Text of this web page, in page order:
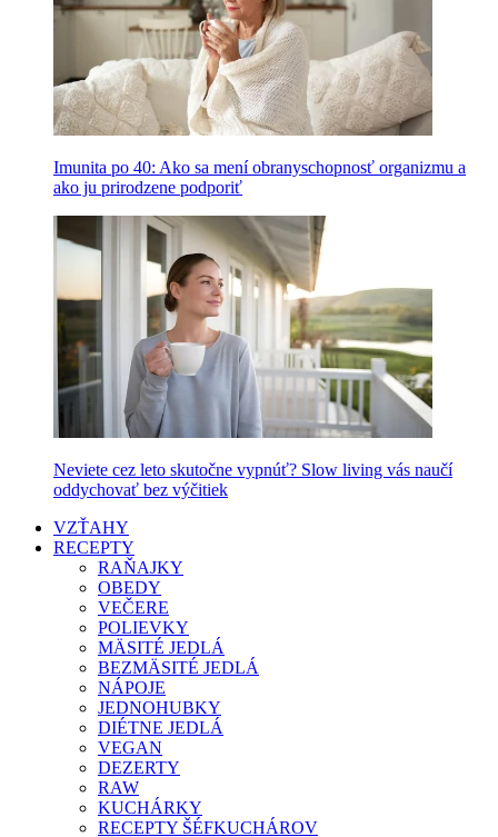
Imunita po 40: Ako sa mení obranyschopnosť organizmu a
ako ju prirodzene podporiť
Neviete cez leto skutočne vypnúť? Slow living vás naučí
oddychovať bez výčitiek
VZŤAHY
RECEPTY
RAŇAJKY
OBEDY
VEČERE
POLIEVKY
MÄSITÉ JEDLÁ
BEZMÄSITÉ JEDLÁ
NÁPOJE
JEDNOHUBKY
DIÉTNE JEDLÁ
VEGAN
DEZERTY
RAW
KUCHÁRKY
RECEPTY ŠÉFKUCHÁROV